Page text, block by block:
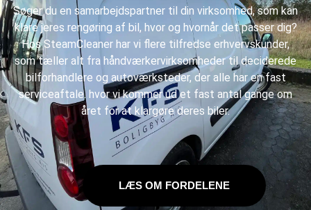
Søger du en samarbejdspartner til din virksomhed, som kan
klare jeres rengøring af bil , hvor og hvornår det passer dig?
Hos SteamCleaner har vi flere tilfredse erhvervskunder,
som tæller alt fra håndværkervirksomheder til deciderede
bilforhandlere og autoværksteder, der alle har en fast
serviceaftale. hvor vi kommer ud et fast antal gange om
året for at klargøre deres biler.
LÆS OM FORDELENE